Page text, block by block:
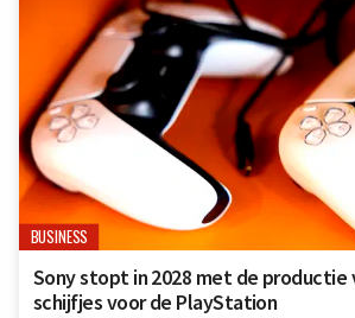
BUSINESS
Sony stopt in 2028 met de productie
schijfjes voor de PlayStation